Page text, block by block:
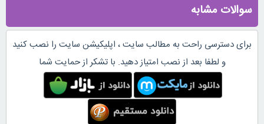
سوالات مشابه
برای دسترسی راحت به مطالب سایت ، اپلیکیشن سایت را نصب کنید
و لطفا بعد از نصب امتیاز دهید. با تشکر از حمایت شما